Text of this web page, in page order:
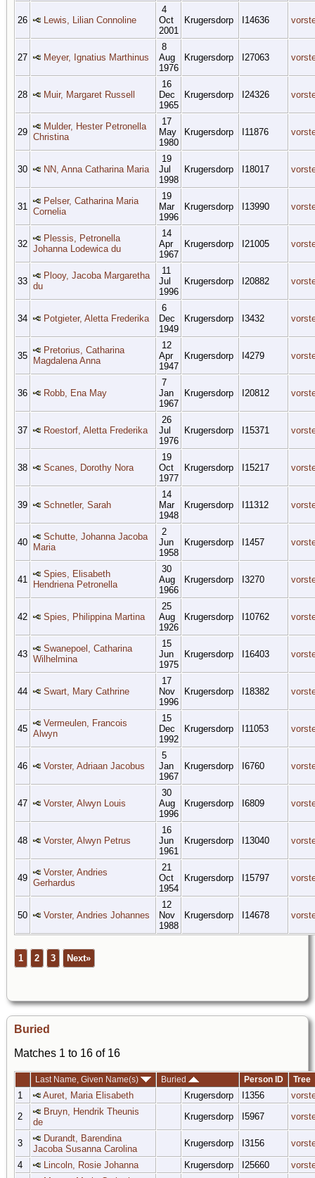
26 Lewis, Lilian Connoline
4
Oct
2001
Krugersdorp I14636
27 Meyer, Ignatius Marthinus
8
Aug
1976
Krugersdorp I27063
28 Muir, Margaret Russell
16
Dec
1965
Krugersdorp I24326
29
Mulder, Hester Petronella
Christina
17
May
1980
Krugersdorp I11876
30 NN, Anna Catharina Maria
19
Jul
1998
Krugersdorp I18017
31
Pelser, Catharina Maria
Cornelia
19
Mar
1996
Krugersdorp I13990
32
Plessis, Petronella
Johanna Lodewica du
14
Apr
1967
Krugersdorp I21005
33
Plooy, Jacoba Margaretha
du
11
Jul
1996
Krugersdorp I20882
34 Potgieter, Aletta Frederika
6
Dec
1949
Krugersdorp I3432
35
Pretorius, Catharina
Magdalena Anna
12
Apr
1947
Krugersdorp I4279
36 Robb, Ena May
7
Jan
1967
Krugersdorp I20812
37 Roestorf, Aletta Frederika
26
Jul
1976
Krugersdorp I15371
38 Scanes, Dorothy Nora
19
Oct
1977
Krugersdorp I15217
39 Schnetler, Sarah
14
Mar
1948
Krugersdorp I11312
40
Schutte, Johanna Jacoba
Maria
2
Jun
1958
Krugersdorp I1457
41
Spies, Elisabeth
Hendriena Petronella
30
Aug
1966
Krugersdorp I3270
42 Spies, Philippina Martina
25
Aug
1926
Krugersdorp I10762
43
Swanepoel, Catharina
Wilhelmina
15
Jun
1975
Krugersdorp I16403
44 Swart, Mary Cathrine
17
Nov
1996
Krugersdorp I18382
45
Vermeulen, Francois
Alwyn
15
Dec
1992
Krugersdorp I11053
46 Vorster, Adriaan Jacobus
5
Jan
1967
Krugersdorp I6760
47 Vorster, Alwyn Louis
30
Aug
1996
Krugersdorp I6809
48 Vorster, Alwyn Petrus
16
Jun
1961
Krugersdorp I13040
49
Vorster, Andries
Gerhardus
21
Oct
1954
Krugersdorp I15797
50 Vorster, Andries Johannes
12
Nov
1988
Krugersdorp I14678
1 2 3 Next»
Buried
Matches 1 to 16 of 16
Last Name, Given Name(s) Buried Person ID Tree
1 Auret, Maria Elisabeth Krugersdorp I1356
2
Bruyn, Hendrik Theunis
de
Krugersdorp I5967
3
Durandt, Barendina
Jacoba Susanna Carolina
Krugersdorp I3156
4 Lincoln, Rosie Johanna Krugersdorp I25660